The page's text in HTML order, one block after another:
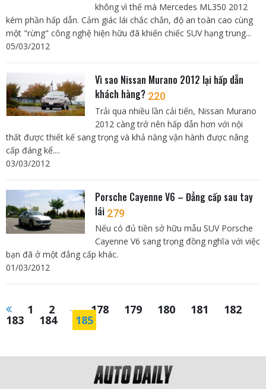
không vì thế mà Mercedes ML350 2012
kém phần hấp dẫn. Cảm giác lái chắc chắn, độ an toàn cao cùng
một "rừng" công nghệ hiện hữu đã khiến chiếc SUV hạng trung...
05/03/2012
Vì sao Nissan Murano 2012 lại hấp dẫn
khách hàng? 220
Trải qua nhiều lần cải tiến, Nissan Murano
2012 càng trở nên hấp dẫn hơn với nội
thất được thiết kế sang trọng và khả năng vận hành được nâng
cấp đáng kể....
03/03/2012
Porsche Cayenne V6 – Đẳng cấp sau tay
lái 279
Nếu có đủ tiền sở hữu mẫu SUV Porsche
Cayenne V6 sang trọng đồng nghĩa với việc
bạn đã ở một đẳng cấp khác.
01/03/2012
1 2 ... 178 179 180 181 182
183 184 185